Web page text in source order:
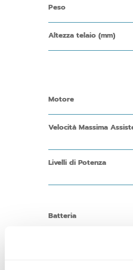
Peso
Altezza telaio (mm)
Motore
Velocità Massima
Livelli di Potenza
Batteria